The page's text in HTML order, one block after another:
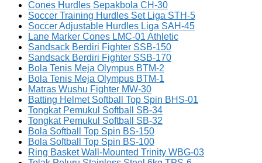
Cones Hurdles Sepakbola CH-30
Soccer Training Hurdles Set Liga STH-5
Soccer Adjustable Hurdles Liga SAH-45
Lane Marker Cones LMC-01 Athletic
Sandsack Berdiri Fighter SSB-150
Sandsack Berdiri Fighter SSB-170
Bola Tenis Meja Olympus BTM-2
Bola Tenis Meja Olympus BTM-1
Matras Wushu Fighter MW-30
Batting Helmet Softball Top Spin BHS-01
Tongkat Pemukul Softball SB-34
Tongkat Pemukul Softball SB-32
Bola Softball Top Spin BS-150
Bola Softball Top Spin BS-100
Ring Basket Wall-Mounted Trinity WBG-03